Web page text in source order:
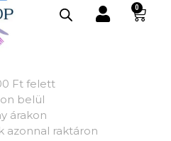
0
Ft felett
belül
árakon
azonnal raktáron